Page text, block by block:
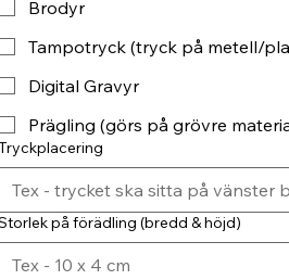
Brodyr
Tampotryck (tryck på metell/
Digital Gravyr
Prägling (görs på grövre
på förädling (bredd & höjd)